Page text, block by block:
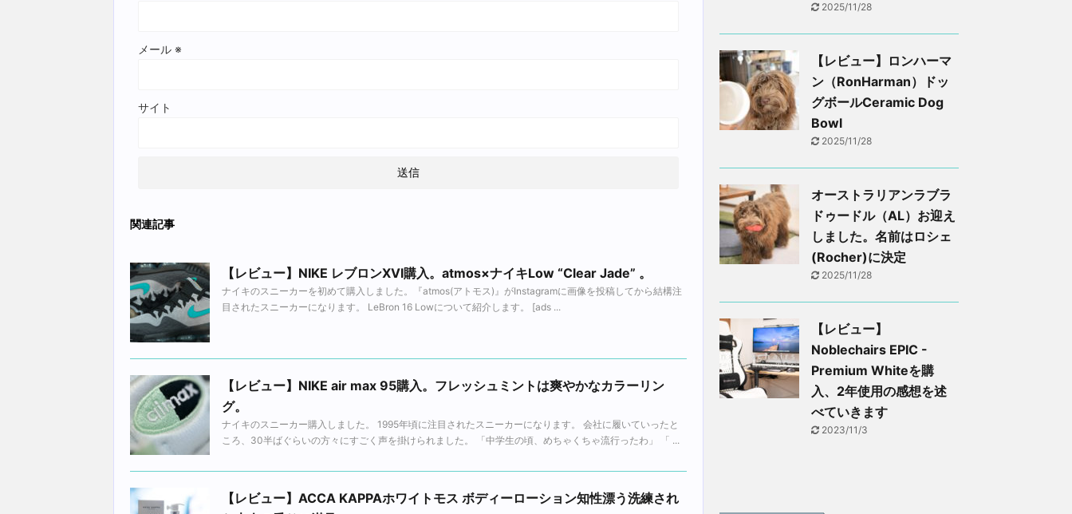
メール ※
サイト
関連記事
【レビュー】NIKE レブロンXVI購入。atmos×ナイキLow “Clear Jade” 。
ナイキのスニーカーを初めて購入しました。『atmos(アトモス)』がInstagramに画像を投稿してから結構注
目されたスニーカーになります。 LeBron 16 Lowについて紹介します。 [ads ...
【レビュー】NIKE air max 95購入。フレッシュミントは爽やかなカラーリン
グ。
ナイキのスニーカー購入しました。 1995年頃に注目されたスニーカーになります。 会社に履いていったと
ころ、30半ばぐらいの方々にすごく声を掛けられました。 「中学生の頃、めちゃくちゃ流行ったわ」 「 ...
【レビュー】ACCA KAPPAホワイトモス ボディーローション知性漂う洗練され
2025/11/28
【レビュー】ロンハーマ
ン（RonHarman）ドッ
グボールCeramic Dog
Bowl
2025/11/28
オーストラリアンラブラ
ドゥードル（AL）お迎え
しました。名前はロシェ
(Rocher)に決定
2025/11/28
【レビュー】
Noblechairs EPIC -
Premium Whiteを購
入、2年使用の感想を述
べていきます
2023/11/3